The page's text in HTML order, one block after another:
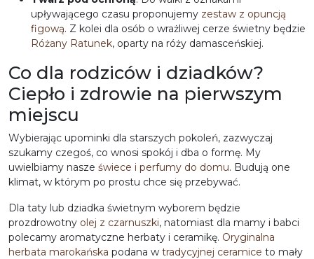
upływającego czasu proponujemy zestaw z opuncją
figową. Z kolei dla osób o wrażliwej cerze świetny będzie
Różany Ratunek, oparty na róży damasceńskiej.
Co dla rodziców i dziadków?
Ciepło i zdrowie na pierwszym
miejscu
Wybierając upominki dla starszych pokoleń, zazwyczaj
szukamy czegoś, co wnosi spokój i dba o formę. My
uwielbiamy nasze świece i perfumy do domu. Budują one
klimat, w którym po prostu chce się przebywać.
Dla taty lub dziadka świetnym wyborem będzie
prozdrowotny olej z czarnuszki, natomiast dla mamy i babci
polecamy aromatyczne herbaty i ceramikę. Oryginalna
herbata marokańska podana w tradycyjnej ceramice to mały